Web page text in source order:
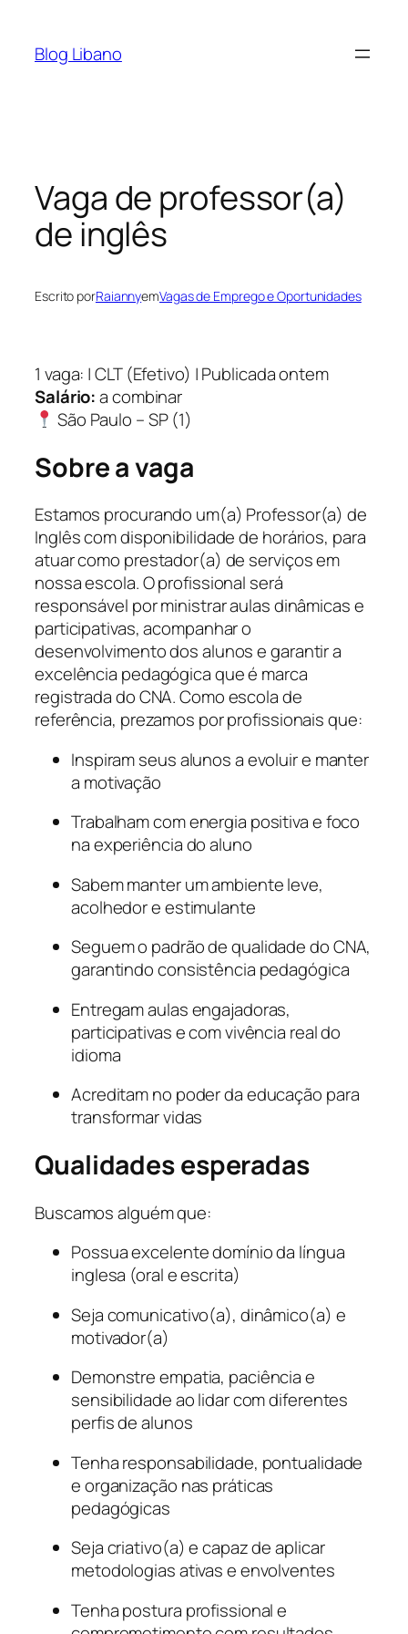
Blog Libano
Vaga de professor(a)
de inglês
Escrito porRaiannyemVagas de Emprego e Oportunidades
1 vaga: | CLT (Efetivo) | Publicada ontem
Salário:a combinar
São Paulo – SP (1)
Sobre a vaga
Estamos procurando um(a) Professor(a) de
Inglês com disponibilidade de horários, para
atuar como prestador(a) de serviços em
nossa escola. O profissional será
responsável por ministrar aulas dinâmicas e
participativas, acompanhar o
desenvolvimento dos alunos e garantir a
excelência pedagógica que é marca
registrada do CNA. Como escola de
referência, prezamos por profissionais que:
Inspiram seus alunos a evoluir e manter
a motivação
Trabalham com energia positiva e foco
na experiência do aluno
Sabem manter um ambiente leve,
acolhedor e estimulante
Seguem o padrão de qualidade do CNA,
garantindo consistência pedagógica
Entregam aulas engajadoras,
participativas e com vivência real do
idioma
Acreditam no poder da educação para
transformar vidas
Qualidades esperadas
Buscamos alguém que:
Possua excelente domínio da língua
inglesa (oral e escrita)
Seja comunicativo(a), dinâmico(a) e
motivador(a)
Demonstre empatia, paciência e
sensibilidade ao lidar com diferentes
perfis de alunos
Tenha responsabilidade, pontualidade
e organização nas práticas
pedagógicas
Seja criativo(a) e capaz de aplicar
metodologias ativas e envolventes
Tenha postura profissional e